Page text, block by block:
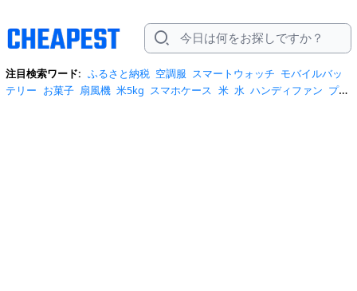
注目検索ワード: ふるさと納税 空調服 スマートウォッチ モバイルバッ
テリー お菓子 扇風機 米5kg スマホケース 米 水 ハンディファン プロ